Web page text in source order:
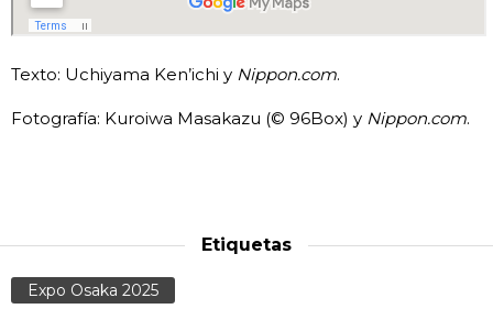
Texto: Uchiyama Ken’ichi y Nippon.com.
Fotografía: Kuroiwa Masakazu (© 96Box) y Nippon.com.
Etiquetas
Expo Osaka 2025